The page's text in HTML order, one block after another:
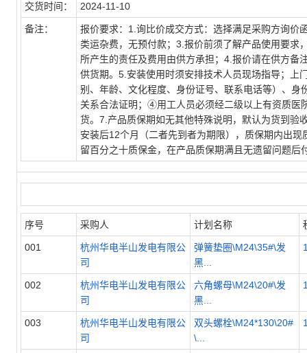
交货时间： 2024-11-10
备注：
报价要求：1.询比价成交方式：选择满足采购方询价
类运杂费，无预付款；3.报价前须了解产品使用要求
所产生的责任及费用由供方承担；4.报价请在供方备
供货期。5.安装使用时须安排技术人员现场指导；
别、年龄、文化程度、身份证号、联系电话等）、
关系合法证明；④用工人员必须经二级以上有资质医
货。7.产品质保期如无其他特殊说明，默认为货到验
安装后12个月（二者先到者为期限），质保期内出
留百分之十质保金，在产品质保期满且无遗留问题
序号 采购人 计划名称
001
杭州华电半山发电有限公
司
弹簧垫圈\M24\35#\发
黑...
002
杭州华电半山发电有限公
司
六角螺母\M24\20#\发
黑...
003
杭州华电半山发电有限公
司
双头螺栓\M24*130\20#
\...